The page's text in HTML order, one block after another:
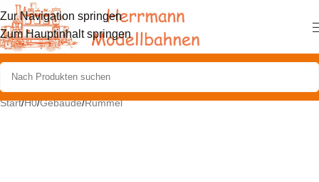
Zur Navigation springen
Zum Hauptinhalt springen
Start/H0/Gebäude/Rummel